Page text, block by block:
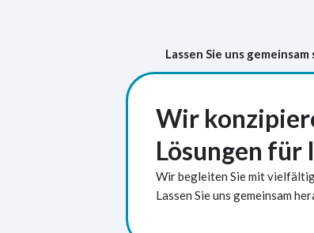
Lassen Sie uns
Wir
Lösungen für
Wir begleiten Sie mit
Lassen Sie uns gemeinsam